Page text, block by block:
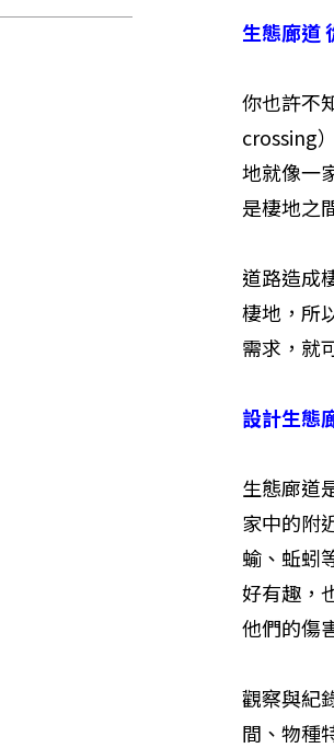
生態廊道
你也許不
crossing
地就像一
是棲地之
道路造成
棲地，所
需求，就
設計生態
生態廊道
家中的附
蝓、蚯蚓
好有趣，
他們的傷
觀察與紀
間、物種